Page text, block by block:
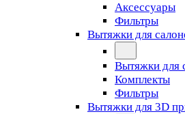
Аксессуары
Фильтры
Вытяжки для
Вытяжки для
Комплекты
Фильтры
Вытяжки для 3D